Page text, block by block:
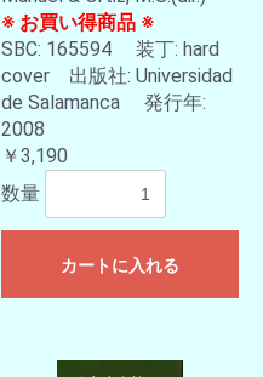
※ お買い得商品 ※
SBC: 165594 装丁: hard
cover 出版社: Universidad
de Salamanca 発行年:
2008
￥3,190
数量
カートに入れる